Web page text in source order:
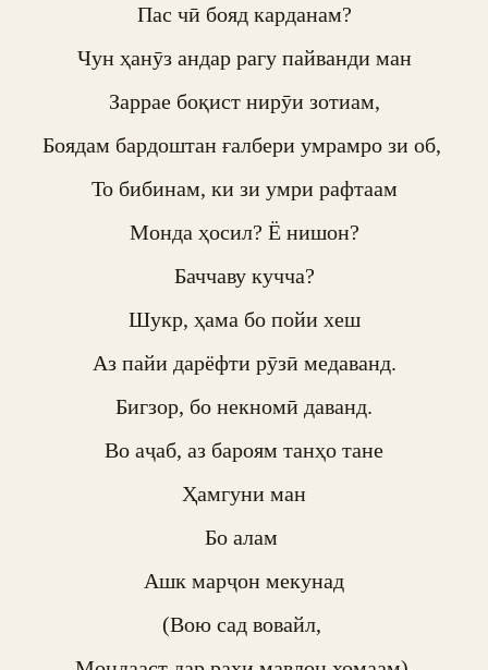
Пас чӣ бояд карданам?
Чун ҳанӯз андар рагу пайванди ман
Заррае боқист нирӯи зотиам,
Боядам бардоштан ғалбери умрамро зи об,
То бибинам, ки зи умри рафтаам
Монда ҳосил? Ё нишон?
Баччаву кучча?
Шукр, ҳама бо пойи хеш
Аз пайи дарёфти рӯзӣ медаванд.
Бигзор, бо некномӣ даванд.
Во аҷаб, аз бароям танҳо тане
Ҳамгуни ман
Бо алам
Ашк марҷон мекунад
(Вою сад вовайл,